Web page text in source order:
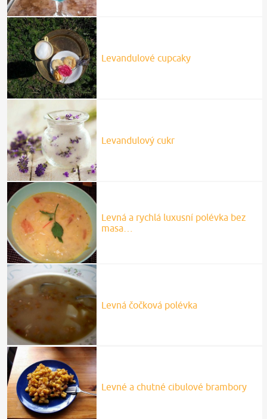
Levandulové cupcaky
Levandulový cukr
Levná a rychlá luxusní polévka bez
masa…
Levná čočková polévka
Levné a chutné cibulové brambory